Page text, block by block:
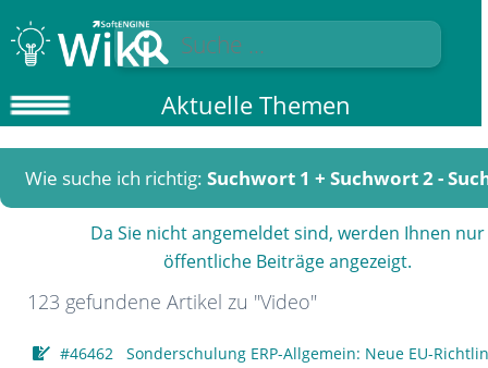
Aktuelle Themen
Wie suche ich richtig: Suchwort 1 + Suchwort 2 -
Da Sie nicht angemeldet sind, werden Ihnen nur
öffentliche Beiträge angezeigt.
123 gefundene Artikel zu "Video"
#46462 Sonderschulung ERP-Allgemein: Neue EU-